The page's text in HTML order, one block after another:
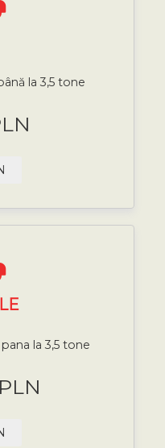
la 3,5 tone
la 3,5 tone